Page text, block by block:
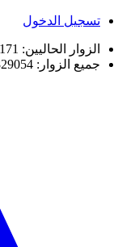
تسجيل الدخول
الزوار الحاليين:
جميع الزوار: